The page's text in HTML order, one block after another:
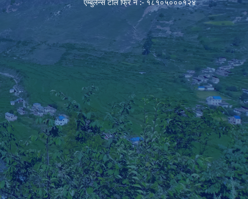
एम्बुलेन्स टोल फ्रि नं :- १८१०५०००१२४